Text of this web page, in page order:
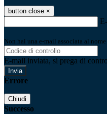
button close ×
Non hai una e-mail associata al
E-mail inviata, si prega di
Errore
Chiudi
Successo